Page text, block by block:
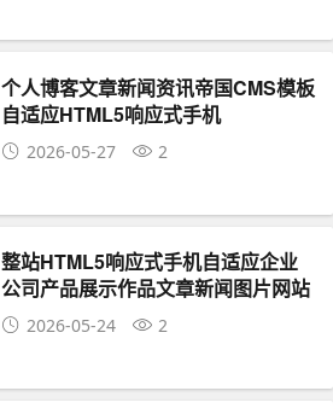
个人博客文章新闻资讯帝国CMS模板
自适应HTML5响应式手机
2026-05-27 2
整站HTML5响应式手机自适应企业
公司产品展示作品文章新闻图片网站
帝国CMS模版
2026-05-24 2